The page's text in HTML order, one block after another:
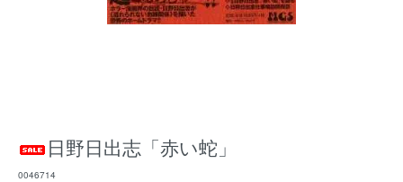
日野日出志「赤い蛇」
0046714